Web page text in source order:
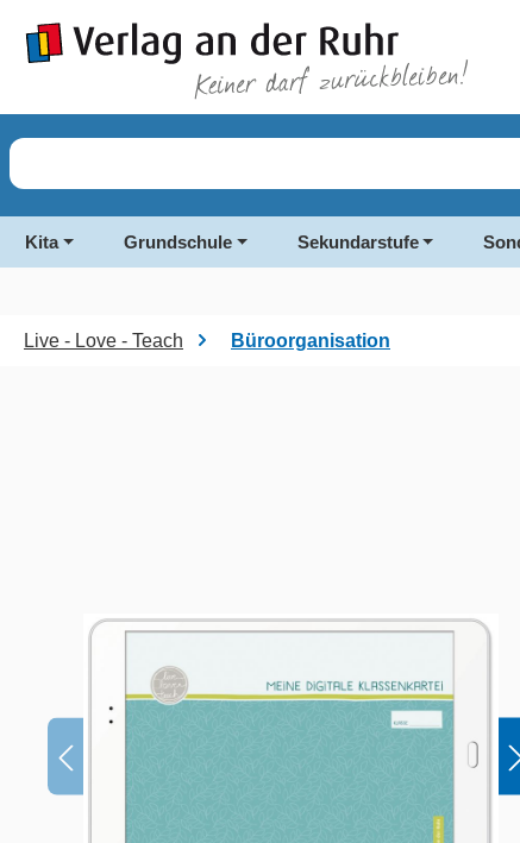
Zur Hauptnavigation springen
Kita Grundschule Sekundarstufe
Live - Love - Teach Büroorganisation